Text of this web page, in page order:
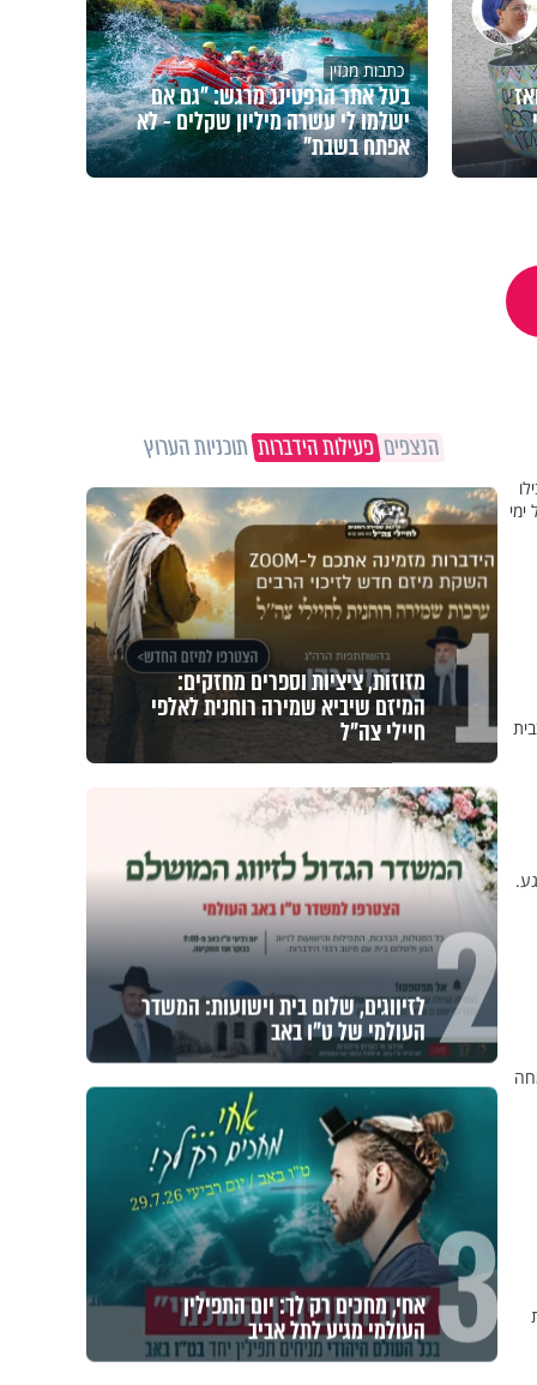
כתבות מגזין
בעל אתר הרפטינג מרגש: "גם אם
ישלמו לי עשרה מיליון שקלים - לא
אפתח בשבת"
בשמחה
הנצפיםפעילות הידברותתוכניות הערוץ
1 מזוזות, ציציות וספרים מחזקים:
המיזם שיביא שמירה רוחנית לאלפי
חיילי צה"ל
2 לזיווגים, שלום בית וישועות: המשדר
העולמי של ט"ו באב
3 אחי, מחכים רק לך: יום התפילין
העולמי מגיע לתל אביב